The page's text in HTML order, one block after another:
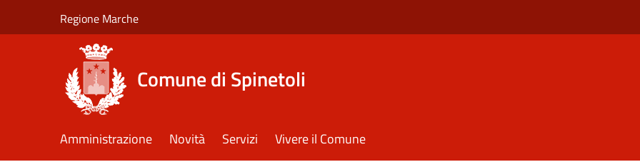
Regione Marche
Comune di Spinetoli
Amministrazione Novità Servizi Vivere il Comune